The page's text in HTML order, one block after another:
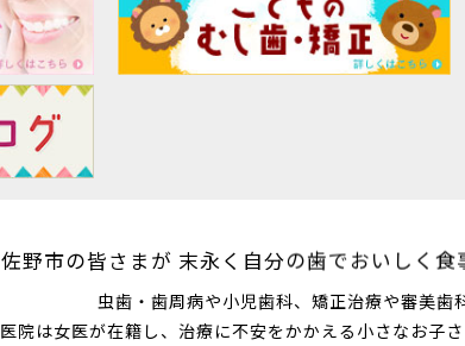
佐野市の皆さまが 末永く自分の歯でおいしく食
虫歯 ・ 歯周病や小児歯科、 矯正治療や審美歯
医院は女医が在籍し、治療に不安をかかえる小さなお子